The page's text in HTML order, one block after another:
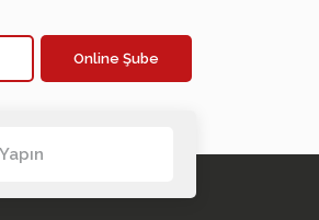
Online Şube